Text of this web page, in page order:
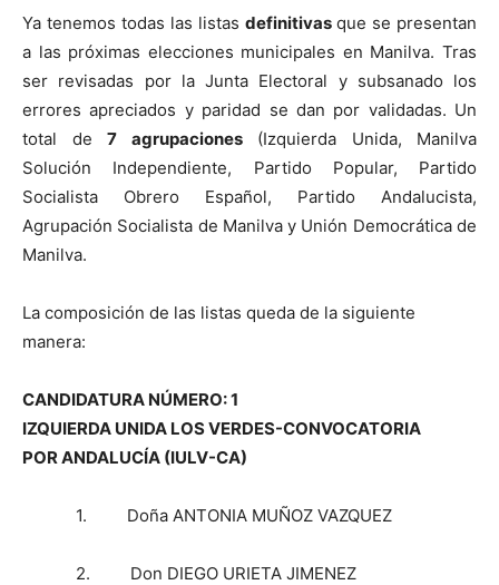
Ya tenemos todas las listas definitivas que se presentan
a las próximas elecciones municipales en Manilva. Tras
ser revisadas por la Junta Electoral y subsanado los
errores apreciados y paridad se dan por validadas. Un
total de 7 agrupaciones(Izquierda Unida, Manilva
Solución Independiente, Partido Popular, Partido
Socialista Obrero Español, Partido Andalucista,
Agrupación Socialista de Manilva y Unión Democrática de
Manilva.
La composición de las listas queda de la siguiente
manera:
CANDIDATURA NÚMERO: 1
IZQUIERDA UNIDA LOS VERDES-CONVOCATORIA
POR ANDALUCÍA (IULV-CA)
1. Doña ANTONIA MUÑOZ VAZQUEZ
2. Don DIEGO URIETA JIMENEZ